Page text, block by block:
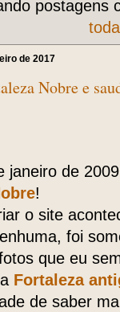
postagens
de 2017
Nobre e
janeiro de
!
o site
foi
que eu
Fortaleza
de saber